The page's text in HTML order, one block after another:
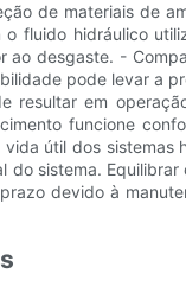
de materiais de
hidráulico
desgaste. -
pode levar a
em
funcione
útil dos
sistema.
devido à